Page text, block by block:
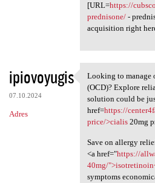
[URL=https://
prednisone/-
acquisition right
ipiovoyugis
07.10.2024
Adres
Looking to
Looking to manage
(OCD)? Explore
solution could be
href=https://
price/>cialis20mg
Save on allergy
<a href="https://
40mg/
symptoms